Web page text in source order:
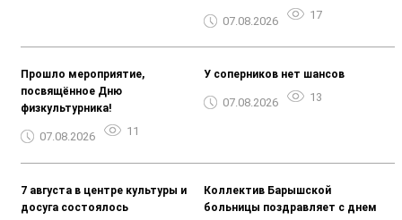
07.08.2026 17
Прошло мероприятие,
посвящённое Дню
физкультурника!
07.08.2026 11
У соперников нет шансов
07.08.2026 13
7 августа в центре культуры и
досуга состоялось
Коллектив Барышской
больницы поздравляет с днем